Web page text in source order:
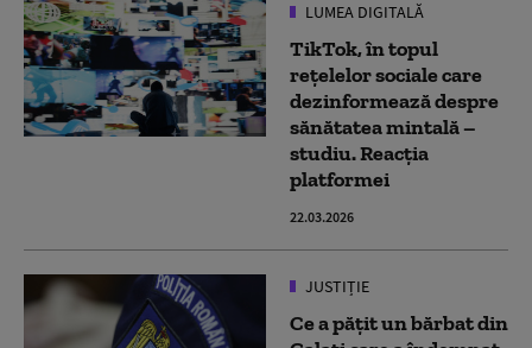
LUMEA DIGITALĂ
TikTok, în topul
rețelelor sociale care
dezinformează despre
sănătatea mintală –
studiu. Reacția
platformei
22.03.2026
JUSTIȚIE
Ce a pățit un bărbat din